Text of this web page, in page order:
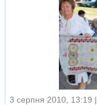
3 серпня 2010, 13:19 |